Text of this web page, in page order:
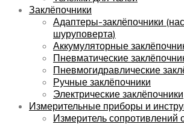
Заклёпочники
Адаптеры-заклёпочники
шуруповерта)
Аккумуляторные
Пневматические
Пневмогидравлические
Ручные заклёпочники
Электрические заклёпочники
Измерительные приборы и
Измеритель сопротивлений